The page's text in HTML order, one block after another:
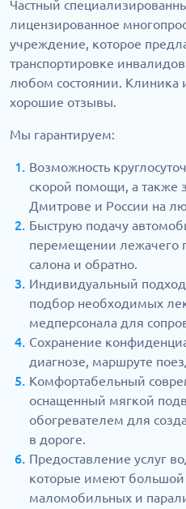
Частный
лицензированное
учреждение, которое
транспортировке
любом состоянии. Клиника
хорошие отзывы.
Мы гарантируем:
Возможность
скорой помощи, а также
Дмитрове и России на
Быструю подачу
перемещении лежачего
салона и обратно.
Индивидуальный
подбор необходимых
медперсонала для
Сохранение
диагнозе, маршруте
Комфортабельный
оснащенный мягкой
обогревателем для
в дороге.
Предоставление услуг
которые имеют большой
маломобильных и